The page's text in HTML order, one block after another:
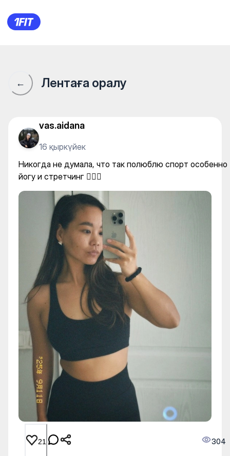
Никогда не думала, что так
← Лентаға оралу
vas.aidana
16 қыркүйек
Никогда не думала, что так полюблю спорт особенно
йогу и стретчинг 🤸🏻‍♂️
21 304